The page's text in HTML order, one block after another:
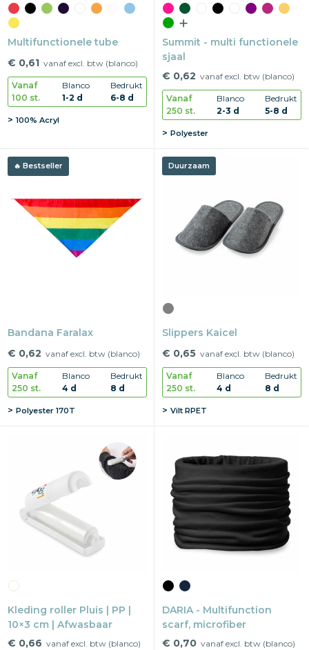
Multifunctionele tube
€ 0,61 vanaf excl. btw (blanco)
Vanaf
100 st.
Blanco
1-2 d
Bedrukt
6-8 d
100% Acryl
Summit - multi functionele
sjaal
€ 0,62 vanaf excl. btw (blanco)
Vanaf
250 st.
Blanco
2-3 d
Bedrukt
5-8 d
Polyester
Bestseller
Bandana Faralax
€ 0,62 vanaf excl. btw (blanco)
Vanaf
250 st.
Blanco
4 d
Bedrukt
8 d
Polyester 170T
Duurzaam
Slippers Kaicel
€ 0,65 vanaf excl. btw (blanco)
Vanaf
250 st.
Blanco
4 d
Bedrukt
8 d
Vilt RPET
Kleding roller Pluis | PP |
10×3 cm | Afwasbaar
€ 0,66 vanaf excl. btw (blanco)
DARIA - Multifunction
scarf, microfiber
€ 0,70 vanaf excl. btw (blanco)